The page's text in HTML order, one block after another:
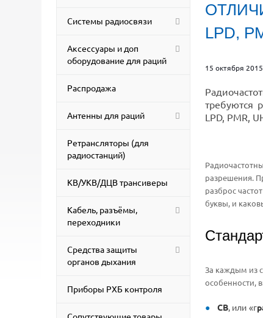
Системы радиосвязи
Аксессуары и доп
оборудование для раций
Распродажа
Антенны для раций
Ретрансляторы (для
радиостанций)
КВ/УКВ/ДЦВ трансиверы
Кабель, разъёмы,
переходники
Средства защиты
органов дыхания
Приборы РХБ контроля
LPD,
15 октября 2015
требуются
LPD, PMR,
разрешения.
разброс
буквы, и
За каждым из
особенности,
CB, или «г